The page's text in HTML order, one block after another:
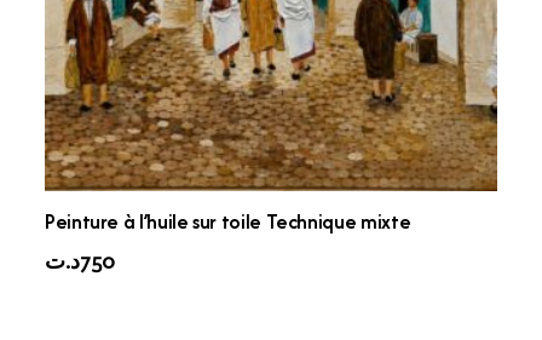
Peinture à l’huile sur toile Technique mixte
750د.ت